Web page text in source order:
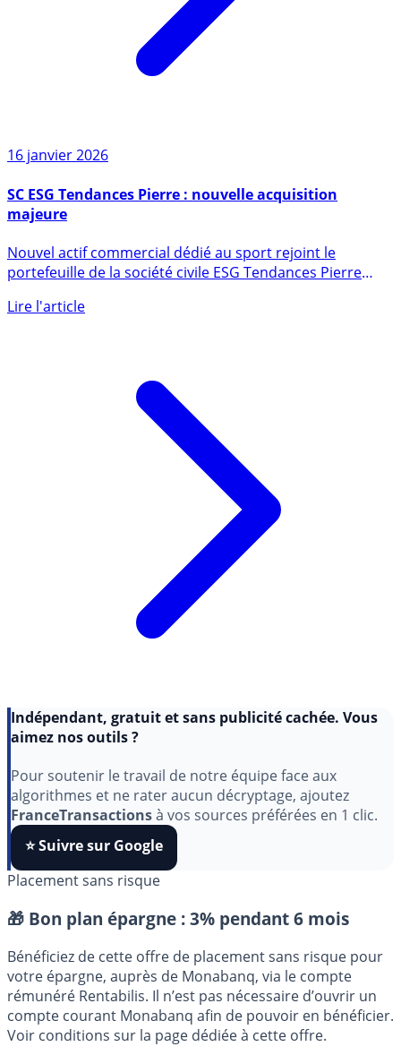
SC ESG Tendances Pierre : nouvelle acquisition
Nouvel actif commercial dédié au sport rejoint le
portefeuille de la société civile ESG Tendances Pierre
Swiss Life (...)
Indépendant, gratuit et sans publicité cachée. Vous
Pour soutenir le travail de notre équipe face aux
algorithmes et ne rater aucun décryptage, ajoutez
FranceTransactionsà vos sources préférées en 1 clic.
⭐️ Suivre sur Google
Placement sans risque
🎁 Bon plan épargne : 3% pendant 6 mois
Bénéficiez de cette offre de placement sans risque pour
votre épargne, auprès de Monabanq, via le compte
rémunéré Rentabilis. Il n’est pas nécessaire d’ouvrir un
compte courant Monabanq afin de pouvoir en bénéficier.